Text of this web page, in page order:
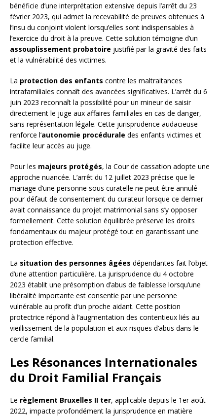
bénéficie d’une interprétation extensive depuis l’arrêt du 23
février 2023, qui admet la recevabilité de preuves obtenues à
l’insu du conjoint violent lorsqu’elles sont indispensables à
l’exercice du droit à la preuve. Cette solution témoigne d’un
assouplissement probatoire justifié par la gravité des faits
et la vulnérabilité des victimes.
La protection des enfants contre les maltraitances
intrafamiliales connaît des avancées significatives. L’arrêt du 6
juin 2023 reconnaît la possibilité pour un mineur de saisir
directement le juge aux affaires familiales en cas de danger,
sans représentation légale. Cette jurisprudence audacieuse
renforce l’autonomie procédurale des enfants victimes et
facilite leur accès au juge.
Pour les majeurs protégés, la Cour de cassation adopte une
approche nuancée. L’arrêt du 12 juillet 2023 précise que le
mariage d’une personne sous curatelle ne peut être annulé
pour défaut de consentement du curateur lorsque ce dernier
avait connaissance du projet matrimonial sans s’y opposer
formellement. Cette solution équilibrée préserve les droits
fondamentaux du majeur protégé tout en garantissant une
protection effective.
La situation des personnes âgées dépendantes fait l’objet
d’une attention particulière. La jurisprudence du 4 octobre
2023 établit une présomption d’abus de faiblesse lorsqu’une
libéralité importante est consentie par une personne
vulnérable au profit d’un proche aidant. Cette position
protectrice répond à l’augmentation des contentieux liés au
vieillissement de la population et aux risques d’abus dans le
cercle familial.
Les Résonances Internationales
du Droit Familial Français
Le règlement Bruxelles II ter, applicable depuis le 1er août
2022, impacte profondément la jurisprudence en matière